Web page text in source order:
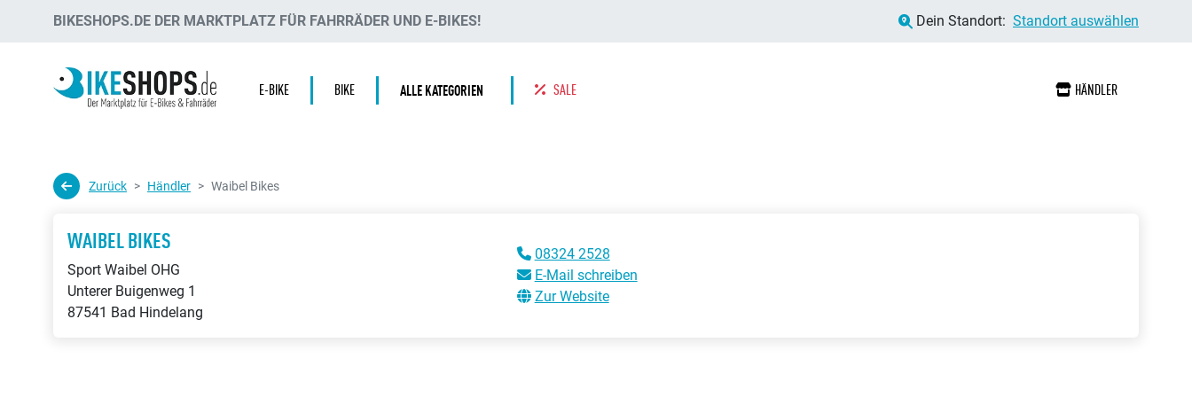
BIKESHOPS.DE DER MARKTPLATZ FÜR FAHRRÄDER UND E-BIKES! Dein Standort: Standort auswählen
E-BIKE BIKE ALLE KATEGORIEN SALE HÄNDLER
Zurück Händler Waibel Bikes
WAIBEL BIKES
Sport Waibel OHG
Unterer Buigenweg 1
87541 Bad Hindelang
08324 2528
E-Mail schreiben
Zur Website